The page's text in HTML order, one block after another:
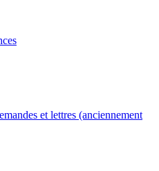
et lettres (anciennement